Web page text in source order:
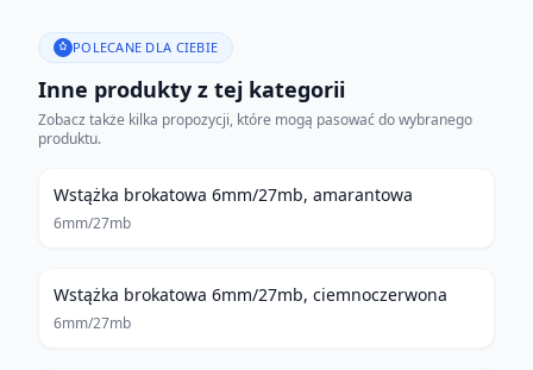
POLECANE DLA CIEBIE
Inne produkty z tej kategorii
Zobacz także kilka propozycji, które mogą pasować do wybranego
produktu.
Wstążka brokatowa 6mm/27mb, amarantowa
6mm/27mb
Wstążka brokatowa 6mm/27mb, ciemnoczerwona
6mm/27mb